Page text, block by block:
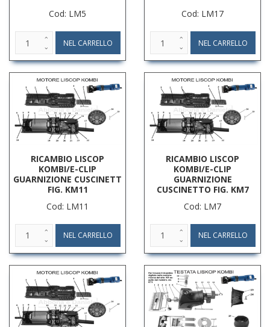
Cod: LM5 Cod: LM17
RICAMBIO LISCOP
KOMBI/E-CLIP
GUARNIZIONE CUSCINETT
FIG. KM11
Cod: LM11
RICAMBIO LISCOP
KOMBI/E-CLIP
GUARNIZIONE
CUSCINETTO FIG. KM7
Cod: LM7